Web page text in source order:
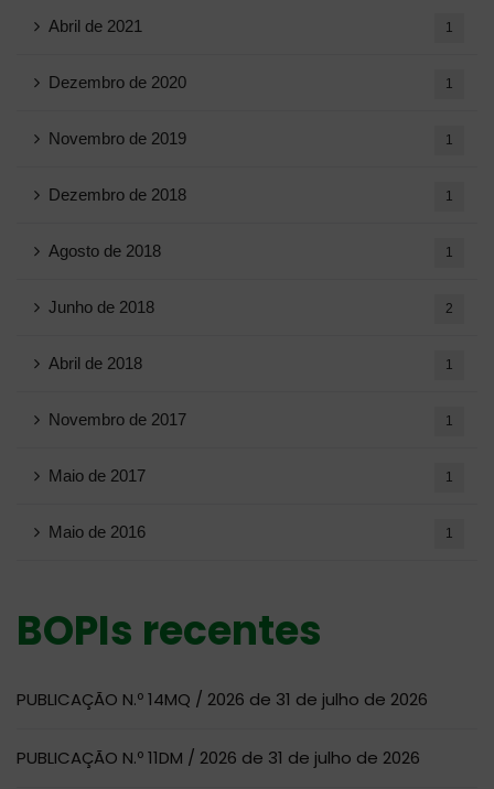
Abril de 2021 1
Dezembro de 2020 1
Novembro de 2019 1
Dezembro de 2018 1
Agosto de 2018 1
Junho de 2018 2
Abril de 2018 1
Novembro de 2017 1
Maio de 2017 1
Maio de 2016 1
BOPIs recentes
PUBLICAÇÃO N.º 14MQ / 2026 de 31 de julho de 2026
PUBLICAÇÃO N.º 11DM / 2026 de 31 de julho de 2026